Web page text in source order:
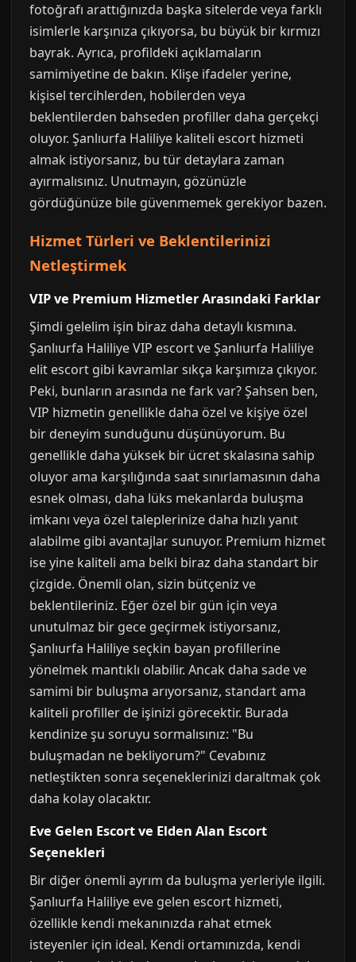
fotoğrafı arattığınızda başka sitelerde veya farklı
isimlerle karşınıza çıkıyorsa, bu büyük bir kırmızı
bayrak. Ayrıca, profildeki açıklamaların
samimiyetine de bakın. Klişe ifadeler yerine,
kişisel tercihlerden, hobilerden veya
beklentilerden bahseden profiller daha gerçekçi
oluyor. Şanlıurfa Haliliye kaliteli escort hizmeti
almak istiyorsanız, bu tür detaylara zaman
ayırmalısınız. Unutmayın, gözünüzle
gördüğünüze bile güvenmemek gerekiyor bazen.
Hizmet Türleri ve Beklentilerinizi
Netleştirmek
VIP ve Premium Hizmetler Arasındaki Farklar
Şimdi gelelim işin biraz daha detaylı kısmına.
Şanlıurfa Haliliye VIP escort ve Şanlıurfa Haliliye
elit escort gibi kavramlar sıkça karşımıza çıkıyor.
Peki, bunların arasında ne fark var? Şahsen ben,
VIP hizmetin genellikle daha özel ve kişiye özel
bir deneyim sunduğunu düşünüyorum. Bu
genellikle daha yüksek bir ücret skalasına sahip
oluyor ama karşılığında saat sınırlamasının daha
esnek olması, daha lüks mekanlarda buluşma
imkanı veya özel taleplerinize daha hızlı yanıt
alabilme gibi avantajlar sunuyor. Premium hizmet
ise yine kaliteli ama belki biraz daha standart bir
çizgide. Önemli olan, sizin bütçeniz ve
beklentileriniz. Eğer özel bir gün için veya
unutulmaz bir gece geçirmek istiyorsanız,
Şanlıurfa Haliliye seçkin bayan profillerine
yönelmek mantıklı olabilir. Ancak daha sade ve
samimi bir buluşma arıyorsanız, standart ama
kaliteli profiller de işinizi görecektir. Burada
kendinize şu soruyu sormalısınız: "Bu
buluşmadan ne bekliyorum?" Cevabınız
netleştikten sonra seçeneklerinizi daraltmak çok
daha kolay olacaktır.
Eve Gelen Escort ve Elden Alan Escort
Seçenekleri
Bir diğer önemli ayrım da buluşma yerleriyle ilgili.
Şanlıurfa Haliliye eve gelen escort hizmeti,
özellikle kendi mekanınızda rahat etmek
isteyenler için ideal. Kendi ortamınızda, kendi